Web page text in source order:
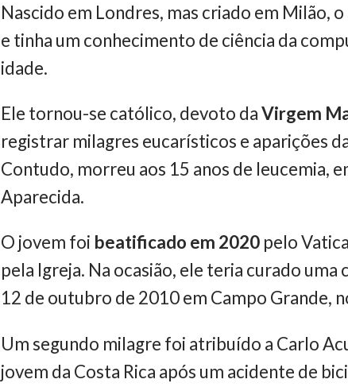
Nascido em Londres, mas criado em Milão,
e tinha um conhecimento de ciência da
idade.
Ele tornou-se católico, devoto daVirgem
registrar milagres eucarísticos e aparições
Contudo, morreu aos 15 anos de leucemia,
Aparecida.
O jovem foi beatificado em 2020 pelo
pela Igreja. Na ocasião, ele teria curado
12 de outubro de 2010 em Campo Grande,
Um segundo milagre foi atribuído a Carlo
jovem da Costa Rica após um acidente de